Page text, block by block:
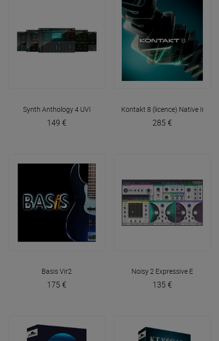
Synth Anthology 4 UVI
149 €
Kontakt 8 (licence) Native
285 €
BasisVir2
175 €
Noisy 2 Expressive E
135 €